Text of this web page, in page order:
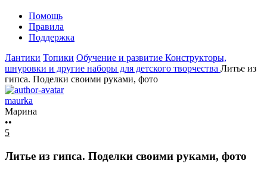
Помощь
Правила
Поддержка
Лантики Топики Обучение и развитие Конструкторы,
шнуровки и другие наборы для детского творчества Литье из
гипса. Поделки своими руками, фото
maurka
Марина
••
5
Литье из гипса. Поделки своими руками, фото